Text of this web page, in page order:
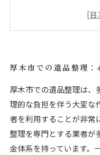
厚木市の遺品整理
スムーズな遺品整
の事例
遺品整理での思い
ス
あなたに合った遺
肢
厚木市での遺品整理
厚木市での遺品整理は、
理的な負担を伴う大変な
者を利用することが非常
整理を専門とする業者が
金体系を持っています。